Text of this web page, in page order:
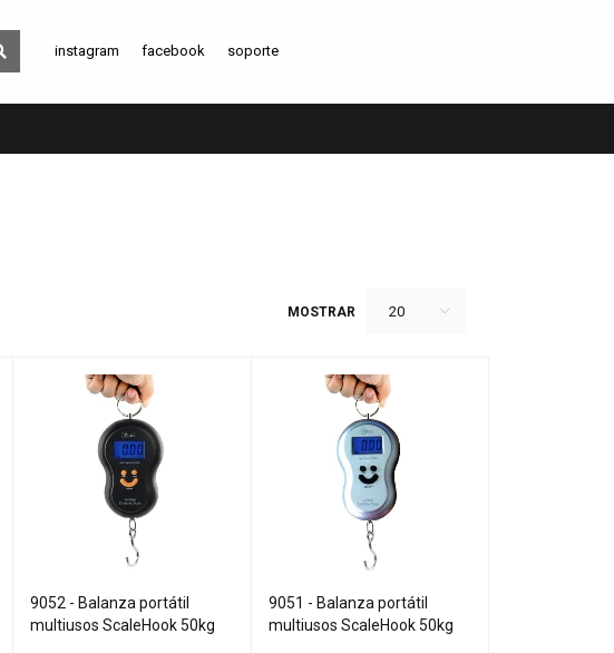
instagram facebook soporte
MOSTRAR 20
9052 - Balanza portátil
multiusos ScaleHook 50kg
9051 - Balanza portátil
multiusos ScaleHook 50kg